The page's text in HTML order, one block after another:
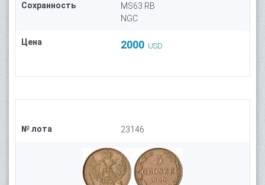
Сохранность
MS63 RB
NGC
Цена 2000 USD
№ лота 23146